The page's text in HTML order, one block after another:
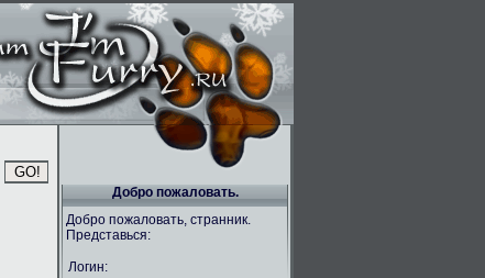
Добро пожаловать.
Добро пожаловать, странник.
Представься:
Логин: